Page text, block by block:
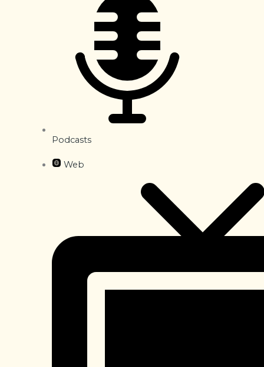
Podcasts
Web